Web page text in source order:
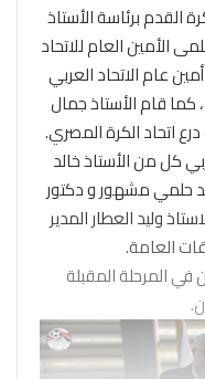
القدم برئاسة الأستاذ
الأمين العام للاتحاد
عام الاتحاد العربي
كما قام الأستاذ جمال
اتحاد الكرة المصري.
كل من الأستاذ خالد
حلمي مشهور و دكتور
وليد العطار المدير
العامة.
في المرحلة المقبلة